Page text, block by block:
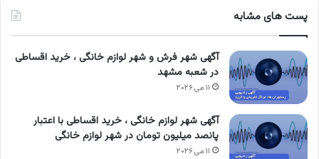
پست های مشابه
آگهی شهر فرش و شهر لوازم خانگی ، خرید اقساطی
در شعبه مشهد
۱۱ می ۲۰۲۶
آگهی شهر لوازم خانگی ، خرید اقساطی با اعتبار
پانصد میلیون تومان در شهر لوازم خانگی
۱۱ می ۲۰۲۶